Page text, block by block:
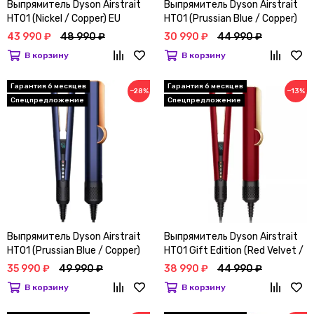
Выпрямитель Dyson Airstrait
HT01 (Nickel / Copper) EU
(Наша вилка)
43 990 ₽ 48 990 ₽
В корзину
Выпрямитель Dyson Airstrait
HT01 (Prussian Blue / Copper)
30 990 ₽
44 990 ₽
В корзину
Гарантия 6 месяцев
Спецпредложение
−28%
Выпрямитель Dyson Airstrait
HT01 (Prussian Blue / Copper)
EU (Наша вилка)
35 990 ₽ 49 990 ₽
В корзину
Гарантия 6 месяцев
Спецпредложение
−13%
Выпрямитель Dyson Airstrait
HT01 Gift Edition (Red Velvet /
Gold) с кейсом
38 990 ₽ 44 990 ₽
В корзину